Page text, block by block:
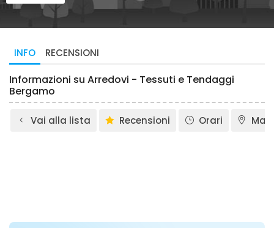
INFO RECENSIONI
Informazioni su Arredovi - Tessuti e Tendaggi
Bergamo
Vai alla lista Recensioni Orari